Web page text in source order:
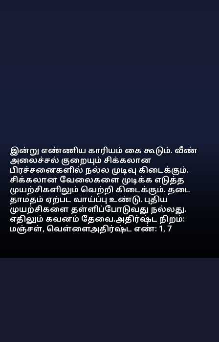
இன்று எண்ணிய காரியம் கை கூடும். வீண்
அலைச்சல் குறையும் சிக்கலான
பிரச்சனைகளில் நல்ல முடிவு கிடைக்கும்.
சிக்கலான வேலைகளை முடிக்க எடுத்த
முயற்சிகளிலும் வெற்றி கிடைக்கும். தடை
தாமதம் ஏற்பட வாய்ப்பு உண்டு. புதிய
முயற்சிகளை தள்ளிப்போடுவது நல்லது.
எதிலும் கவனம் தேவை.அதிர்ஷ்ட நிறம்:
மஞ்சள், வெள்ளைஅதிர்ஷ்ட எண்: 1, 7